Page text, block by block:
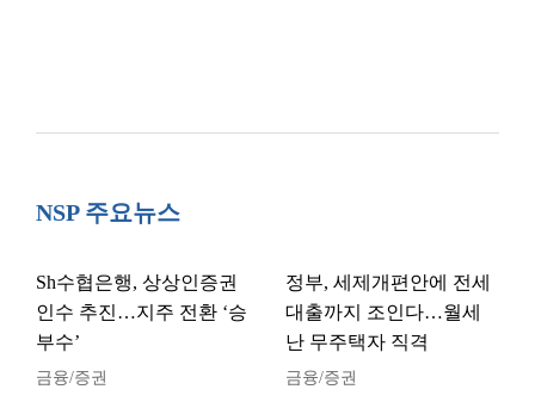
NSP 주요뉴스
Sh수협은행, 상상인증권
인수 추진…지주 전환 ‘승
부수’
금융/증권
정부, 세제개편안에 전세
대출까지 조인다…월세
난 무주택자 직격
금융/증권